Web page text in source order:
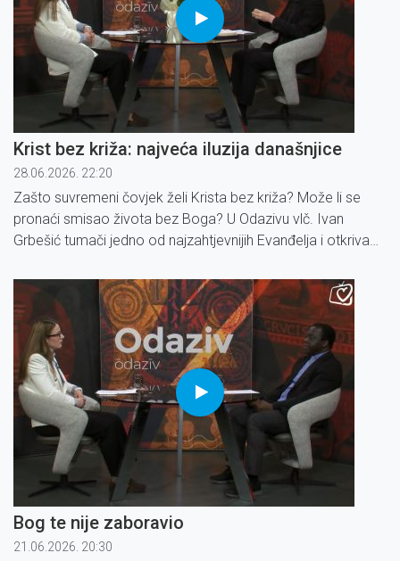
Krist bez križa: najveća iluzija današnjice
28.06.2026. 22:20
Zašto suvremeni čovjek želi Krista bez križa? Može li se
pronaći smisao života bez Boga? U Odazivu vlč. Ivan
Grbešić tumači jedno od najzahtjevnijih Evanđelja i otkriva
života.
Bog te nije zaboravio
21.06.2026. 20:30